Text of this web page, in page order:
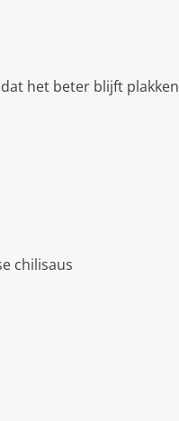
het beter blijft plakken
chilisaus